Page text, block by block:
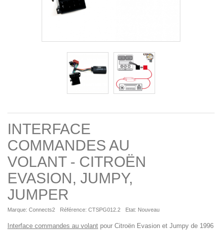
INTERFACE
COMMANDES AU
VOLANT - CITROËN
EVASION, JUMPY,
JUMPER
Marque: Connects2 Référence: CTSPG012.2 Etat: Nouveau
Interface commandes au volant pour Citroën Evasion et Jumpy de 1996